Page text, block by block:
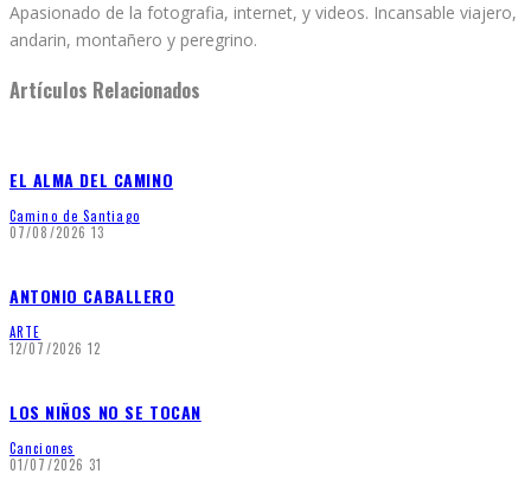
Apasionado de la fotografia, internet, y videos. Incansable viajero,
andarin, montañero y peregrino.
Artículos Relacionados
EL ALMA DEL CAMINO
Camino de Santiago
07/08/2026 13
ANTONIO CABALLERO
ARTE
12/07/2026 12
LOS NIÑOS NO SE TOCAN
Canciones
01/07/2026 31